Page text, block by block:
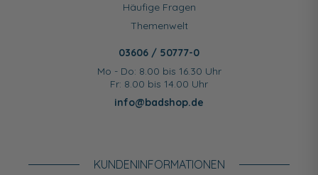
Häufige Fragen
Themenwelt
03606 / 50777-0
Mo - Do: 8.00 bis 16.30 Uhr
Fr: 8.00 bis 14.00 Uhr
info@badshop.de
KUNDEN­INFORMATIONEN